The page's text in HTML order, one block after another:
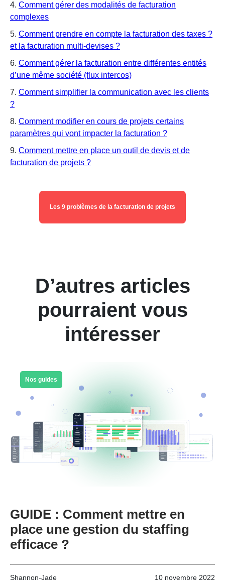
4. Comment gérer des modalités de facturation
complexes
5. Comment prendre en compte la facturation des taxes ?
et la facturation multi-devises ?
6. Comment gérer la facturation entre différentes entités
d’une même société (flux intercos)
7. Comment simplifier la communication avec les clients
?
8. Comment modifier en cours de projets certains
paramètres qui vont impacter la facturation ?
9. Comment mettre en place un outil de devis et de
facturation de projets ?
Les 9 problèmes de la facturation de projets
D’autres articles
pourraient vous
intéresser
Nos guides
GUIDE : Comment mettre en
place une gestion du staffing
efficace ?
Shannon-Jade 10 novembre 2022